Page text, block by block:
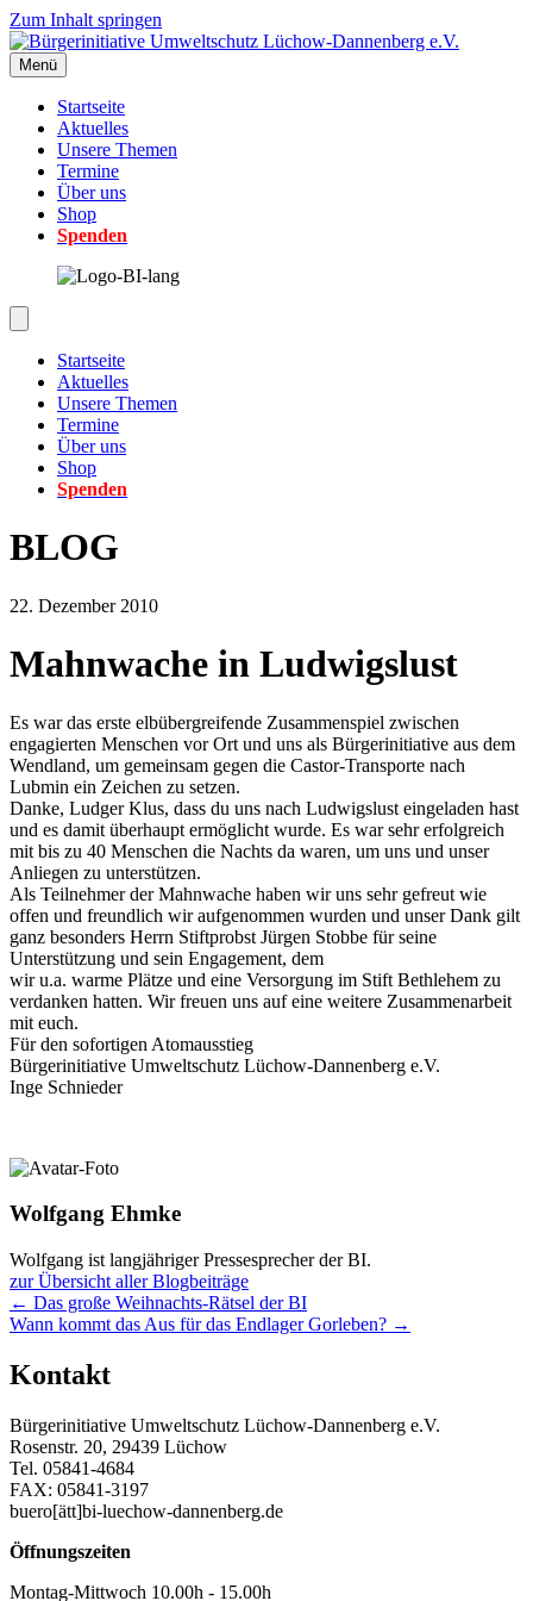
Zum Inhalt springen
Menü
Startseite
Aktuelles
Unsere Themen
Termine
Über uns
Shop
Spenden
Startseite
Aktuelles
Unsere Themen
Termine
Über uns
Shop
Spenden
BLOG
22. Dezember 2010
Mahnwache in Ludwigslust
Es war das erste elbübergreifende Zusammenspiel zwischen
engagierten Menschen vor Ort und uns als Bürgerinitiative aus dem
Wendland, um gemeinsam gegen die Castor-Transporte nach
Lubmin ein Zeichen zu setzen.
Danke, Ludger Klus, dass du uns nach Ludwigslust eingeladen hast
und es damit überhaupt ermöglicht wurde. Es war sehr erfolgreich
mit bis zu 40 Menschen die Nachts da waren, um uns und unser
Anliegen zu unterstützen.
Als Teilnehmer der Mahnwache haben wir uns sehr gefreut wie
offen und freundlich wir aufgenommen wurden und unser Dank gilt
ganz besonders Herrn Stiftprobst Jürgen Stobbe für seine
Unterstützung und sein Engagement, dem
wir u.a. warme Plätze und eine Versorgung im Stift Bethlehem zu
verdanken hatten. Wir freuen uns auf eine weitere Zusammenarbeit
mit euch.
Für den sofortigen Atomausstieg
Bürgerinitiative Umweltschutz Lüchow-Dannenberg e.V.
Inge Schnieder
Wolfgang Ehmke
Wolfgang ist langjähriger Pressesprecher der BI.
zur Übersicht aller Blogbeiträge
Posts
navigation
← Das große Weihnachts-Rätsel der BI
Wann kommt das Aus für das Endlager Gorleben? →
Kontakt
Bürgerinitiative Umweltschutz Lüchow-Dannenberg e.V.
Rosenstr. 20, 29439 Lüchow
Tel. 05841-4684
FAX: 05841-3197
buero[ätt]bi-luechow-dannenberg.de
Öffnungszeiten
Montag-Mittwoch 10.00h - 15.00h